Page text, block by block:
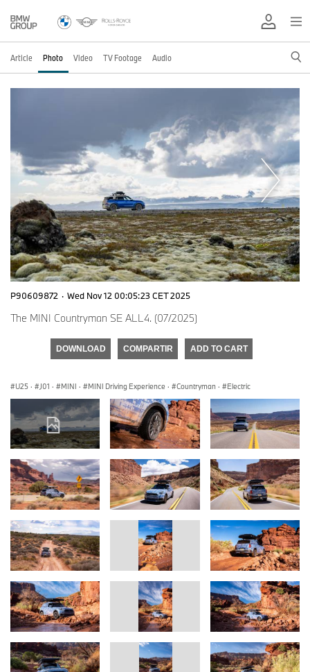
Article Photo Video TV Footage Audio
P90609872 · Wed Nov 12 00:05:23 CET 2025
The MINI Countryman SE ALL4. (07/2025)
DOWNLOAD COMPARTIR ADD TO CART
U25 · J01 · MINI · MINI Driving Experience · Countryman · Electric